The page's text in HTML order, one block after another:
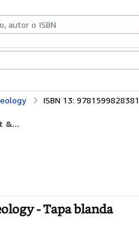
ISBN 13: 9781599828381
&...
- Tapa blanda